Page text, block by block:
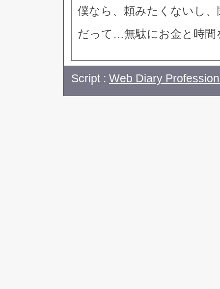
僕なら、頼みたくないし
だって…無駄にお金と時
Script : Web Diary